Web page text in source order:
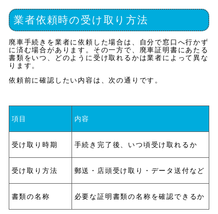
業者依頼時の受け取り方法
廃車手続きを業者に依頼した場合は、自分で窓口へ行かず
に済む場合があります。その一方で、廃車証明書にあたる
書類をいつ、どのように受け取れるかは業者によって異な
ります。
依頼前に確認したい内容は、次の通りです。
項目 内容
受け取り時期 手続き完了後、いつ頃受け取れるか
受け取り方法 郵送・店頭受け取り・データ送付など
書類の名称 必要な証明書類の名称を確認できるか